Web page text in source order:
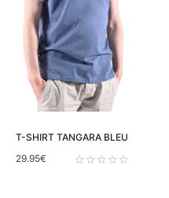
T-SHIRT TANGARA BLEU
29.95€